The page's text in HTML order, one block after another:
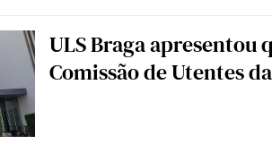
ULS Braga
Comissão de Utentes